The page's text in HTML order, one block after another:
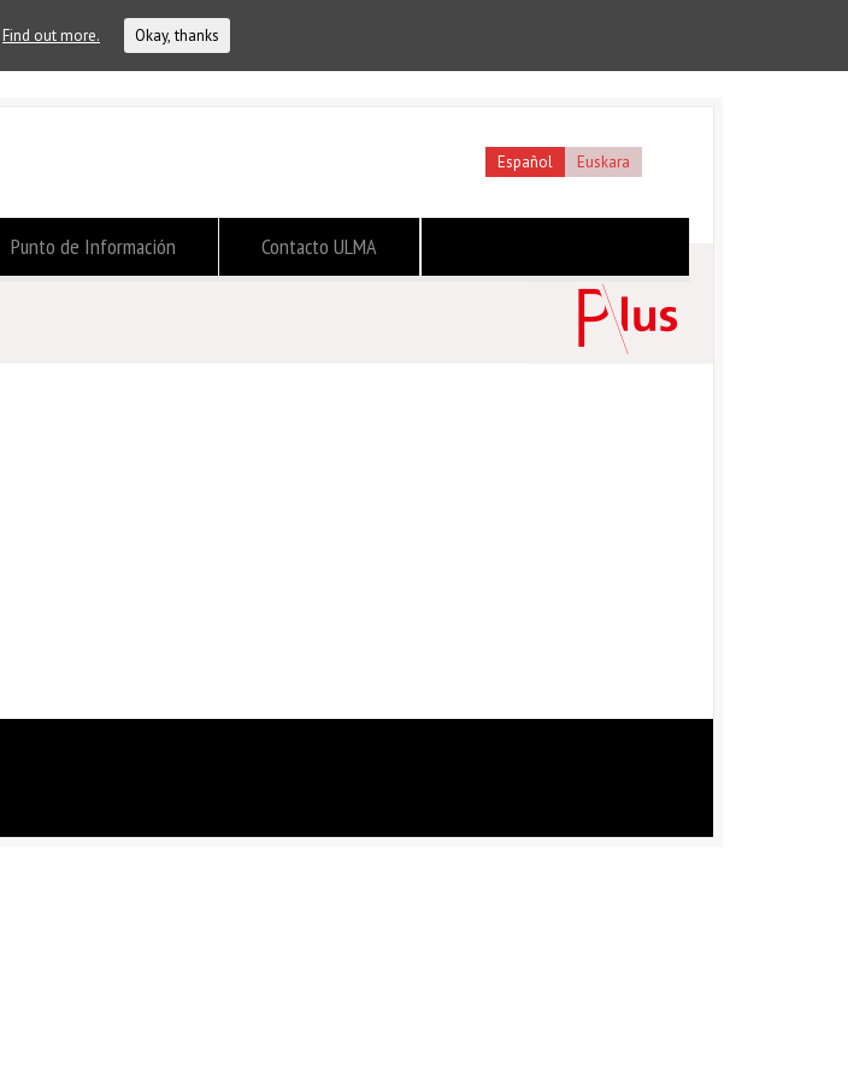
Español Euskara
Punto de Información Contacto ULMA
Find out more. Okay, thanks